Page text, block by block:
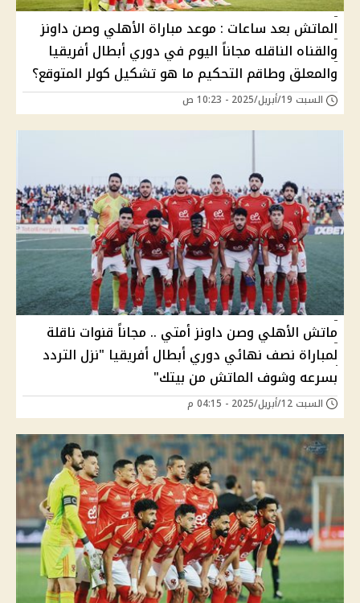
الماتش بعد ساعات : موعد مباراة الأهلي وصن داونز
والقناه الناقله مجاناً اليوم في دوري أبطال أفريقيا
والمعلق وطاقم التحكيم ما هو تشكيل كولر المتوقع؟
السبت 19/أبريل/2025 - 10:23 ص
ماتش الأهلي وصن داونز أمتي .. مجاناً قنوات ناقلة
لمباراة نصف نهائي دوري أبطال أفريقيا "نزل التردد
بسرعه وشوف الماتش من بيتك"
السبت 12/أبريل/2025 - 04:15 م